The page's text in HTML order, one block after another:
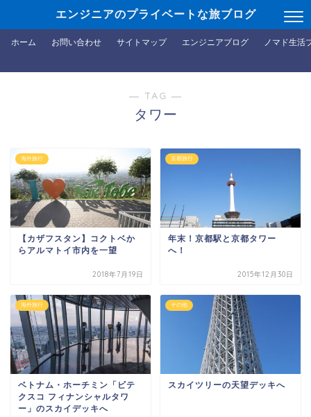
エンジニアのプライベートな旅ブログ
ホーム お問い合わせ サイトマップ エンジニアブログ ノマド生活
― TAG ―
タワー
海外旅行
【カザフスタン】コクトベか
らアルマトイ市内を一望
2018年7月19日
京都旅行
年末！京都駅と京都タワー
へ！
2015年12月30日
海外旅行
ベトナム・ホーチミン「ビテ
クスコ フィナンシャルタワ
ー」のスカイデッキへ
その他
スカイツリーの天望デッキへ